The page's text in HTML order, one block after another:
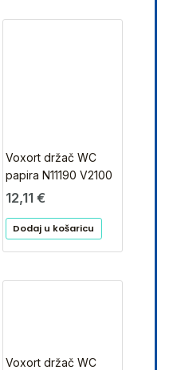
Voxort držač WC
papira N11190 V2100
12,11 €
Dodaj u košaricu
Voxort držač WC